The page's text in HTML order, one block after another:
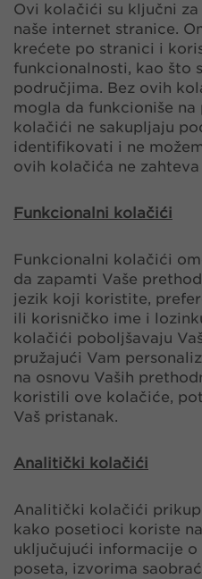
Ovi kolačići su ključni
naše internet stranice.
krećete po stranici i
funkcionalnosti, kao što
područjima. Bez ovih
mogla da funkcioniše
kolačići ne sakupljaju
identifikovati i ne
ovih kolačića ne zahteva
Funkcionalni kolačići
Funkcionalni kolačići
da zapamti Vaše
jezik koji koristite,
ili korisničko ime i
kolačići poboljšavaju
pružajući Vam
na osnovu Vaših
koristili ove kolačiće,
Vaš pristanak.
Analitički kolačići
Analitički kolačići
kako posetioci koriste
uključujući informacije
poseta, izvorima